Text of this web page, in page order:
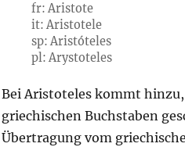
fr: Aristote
it: Aristotele
sp: Aristóteles
pl: Arystoteles
Bei Aristoteles kommt
griechischen Buchstaben
Übertragung vom